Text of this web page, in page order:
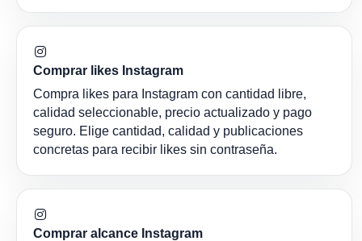
Comprar likes Instagram
Compra likes para Instagram con cantidad libre,
calidad seleccionable, precio actualizado y pago
seguro. Elige cantidad, calidad y publicaciones
concretas para recibir likes sin contraseña.
Comprar alcance Instagram